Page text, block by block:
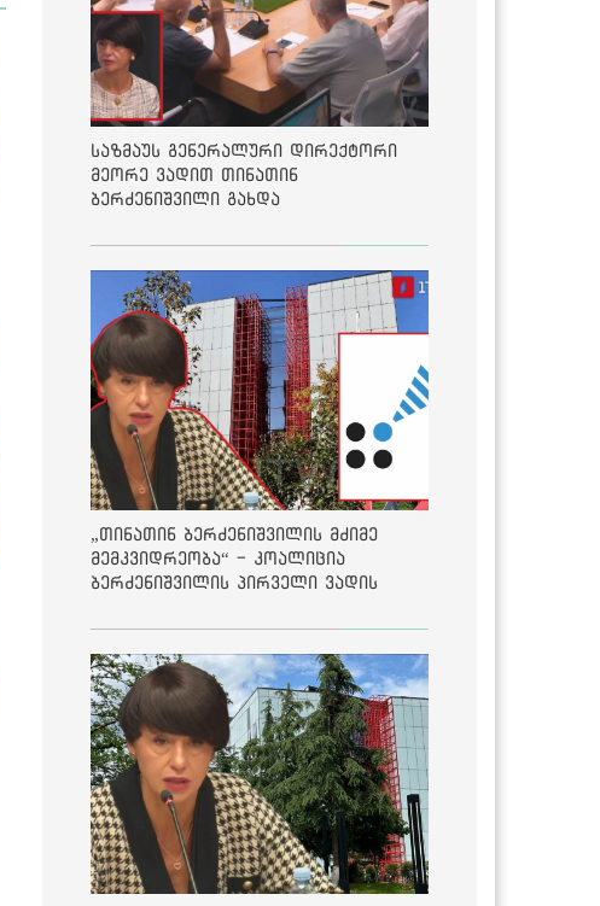
საზმაუს გენერალური დირექტორი
მეორე ვადით თინათინ
ბერძენიშვილი გახდა
„თინათინ ბერძენიშვილის მძიმე
მემკვიდრეობა“ - კოალიცია
ბერძენიშვილის პირველი ვადის